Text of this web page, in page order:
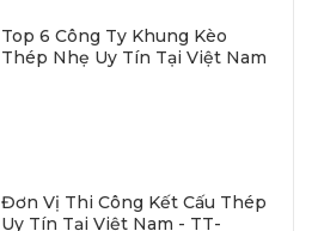
Top 6 Công Ty Khung Kèo
Thép Nhẹ Uy Tín Tại Việt Nam
Đơn Vị Thi Công Kết Cấu Thép
Uy Tín Tại Việt Nam - TT-